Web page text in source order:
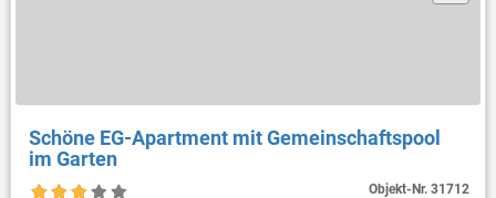
Schöne EG-Apartment mit Gemeinschaftspool
im Garten
Objekt-Nr.31712